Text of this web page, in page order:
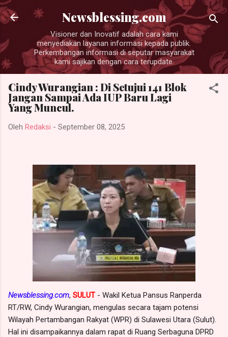
Langsung ke konten utama
Newsblessing.com
Visioner dan Inovatif adalah cara kami
menyediakan layanan informasi kepada publik.
Perkembangan informasi di seputar masyarakat
kami sajikan dengan cara terupdate.
Cindy Wurangian : Di Setujui 141 Blok
Jangan Sampai Ada IUP Baru Lagi
Yang Muncul.
Oleh Redaksi - September 08, 2025
Newsblessing.com, SULUT- Wakil Ketua Pansus Ranperda
RT/RW, Cindy Wurangian, mengulas secara tajam potensi
Wilayah Pertambangan Rakyat (WPR) di Sulawesi Utara (Sulut).
Hal ini disampaikannya dalam rapat di Ruang Serbaguna DPRD